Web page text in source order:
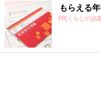
もらえる
PR(くらしの話